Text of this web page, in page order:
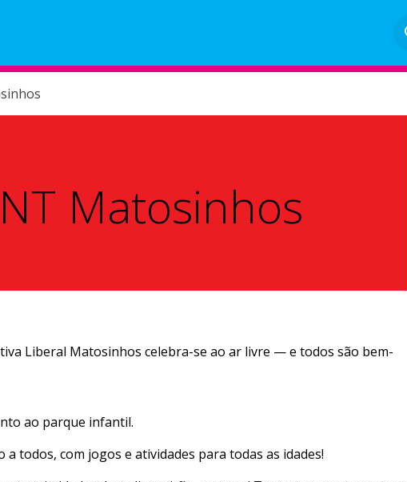
Matosinhos
Liberal Matosinhos celebra-se ao ar livre — e todos são bem-
ao parque infantil.⠀⠀⠀⠀⠀
todos, com jogos e atividades para todas as idades!